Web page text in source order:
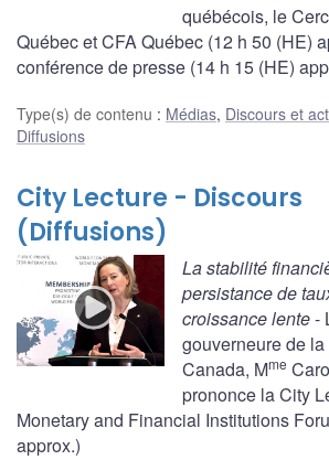
québécois, le
Québec et CFA Québec (12 h 50 (HE)
conférence de presse (14 h 15 (HE)
Type(s) de contenu : Médias, Discours et
Diffusions
City Lecture - Discours
(Diffusions)
La stabilité
persistance de
croissance lente-
gouverneure de
Canada, Mme
prononce la City
Monetary and Financial Institutions
approx.)